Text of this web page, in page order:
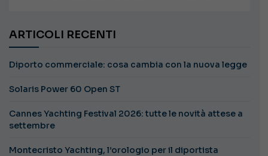
ARTICOLI RECENTI
Diporto commerciale: cosa cambia con la nuova legge
Solaris Power 60 Open ST
Cannes Yachting Festival 2026: tutte le novità attese a
settembre
Montecristo Yachting, l’orologio per il diportista